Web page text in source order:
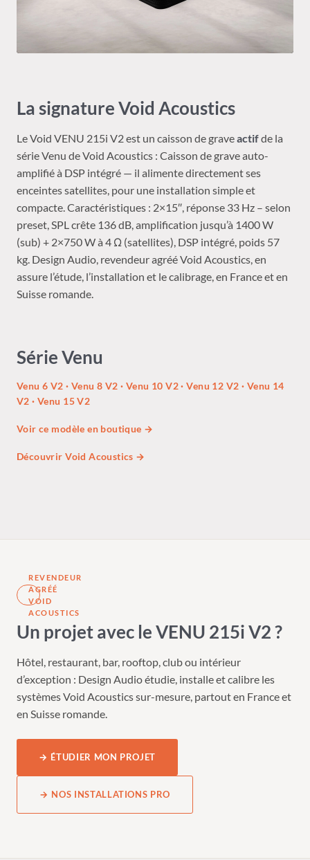
La signature Void Acoustics
Le Void VENU 215i V2 est un caisson de graveactifde la
série Venu de Void Acoustics : Caisson de grave auto-
amplifié à DSP intégré — il alimente directement ses
enceintes satellites, pour une installation simple et
compacte. Caractéristiques : 2×15″, réponse 33 Hz – selon
preset, SPL crête 136 dB, amplification jusqu’à 1400 W
(sub) + 2×750 W à 4 Ω (satellites), DSP intégré, poids 57
kg. Design Audio, revendeur agréé Void Acoustics, en
assure l’étude, l’installation et le calibrage, en France et en
Suisse romande.
Série Venu
Venu 6 V2 · Venu 8 V2 · Venu 10 V2·Venu 12 V2 · Venu 14
V2 ·Venu 15 V2
Voir ce modèle en boutique →
Découvrir Void Acoustics →
REVENDEUR
AGRÉÉ
VOID
ACOUSTICS
Un projet avec le VENU 215i V2 ?
Hôtel, restaurant, bar, rooftop, club ou intérieur
d’exception : Design Audio étudie, installe et calibre les
systèmes Void Acoustics sur-mesure, partout en France et
en Suisse romande.
→ ÉTUDIER MON PROJET
→ NOS INSTALLATIONS PRO